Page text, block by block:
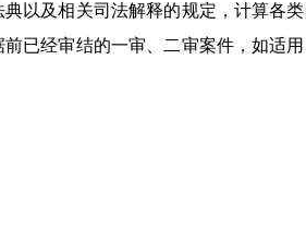
以及相关司法解释的规定，计算各
已经审结的一审、二审案件，如适